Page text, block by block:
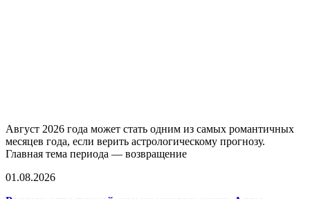
Август 2026 года может стать одним из самых романтичных
месяцев года, если верить астрологическому прогнозу.
Главная тема периода — возвращение
01.08.2026